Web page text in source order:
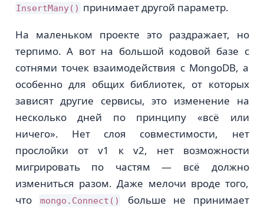
InsertMany() принимает другой параметр.
На маленьком проекте это раздражает, но
терпимо. А вот на большой кодовой базе с
сотнями точек взаимодействия с MongoDB, а
особенно для общих библиотек, от которых
зависят другие сервисы, это изменение на
несколько дней по принципу «всё или
ничего». Нет слоя совместимости, нет
прослойки от v1 к v2, нет возможности
мигрировать по частям — всё должно
измениться разом. Даже мелочи вроде того,
что
mongo.Connect()
больше не принимает